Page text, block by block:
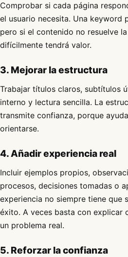
Comprobar si cada página
el usuario necesita. Una keyword
pero si el contenido no resuelve
difícilmente tendrá valor.
3. Mejorar la estructura
Trabajar títulos claros, subtítulos
interno y lectura sencilla. La
transmite confianza, porque
orientarse.
4. Añadir experiencia real
Incluir ejemplos propios,
procesos, decisiones tomadas o
experiencia no siempre tiene que
éxito. A veces basta con explicar
un problema real.
5. Reforzar la confianza